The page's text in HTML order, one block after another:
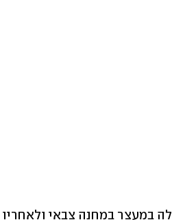
במעצר במחנה צבאי ולאחריו